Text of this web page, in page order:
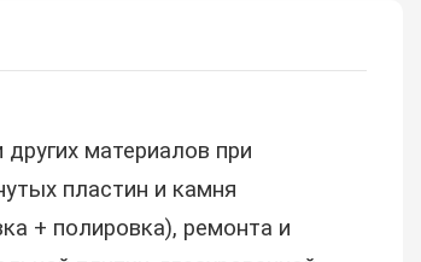
материалов при
пластин и камня
+ полировка), ремонта и